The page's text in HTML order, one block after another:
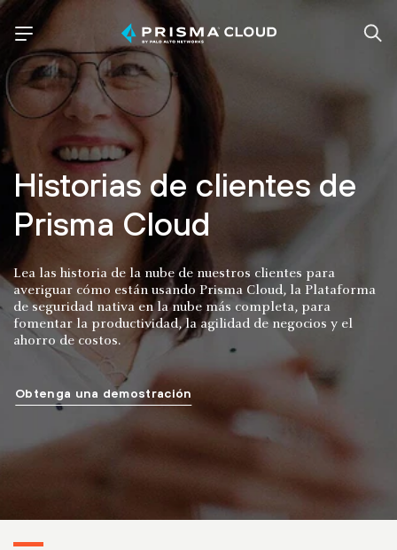
Historias de clientes de
Prisma Cloud
Lea las historia de la nube de nuestros clientes para
averiguar cómo están usando Prisma Cloud, la Plataforma
de seguridad nativa en la nube más completa, para
fomentar la productividad, la agilidad de negocios y el
ahorro de costos.
Obtenga una demostración